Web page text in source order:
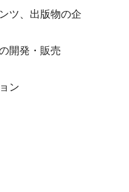
ツ、出版物の企
開発・販売
ン